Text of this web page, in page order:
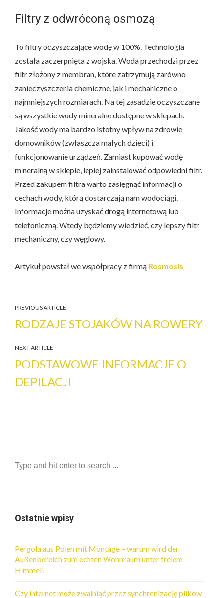
Filtry z odwróconą osmozą
To filtry oczyszczające wodę w 100%. Technologia
została zaczerpnięta z wojska. Woda przechodzi przez
filtr złożony z membran, które zatrzymują zarówno
zanieczyszczenia chemiczne, jak i mechaniczne o
najmniejszych rozmiarach. Na tej zasadzie oczyszczane
są wszystkie wody mineralne dostępne w sklepach.
Jakość wody ma bardzo istotny wpływ na zdrowie
domowników (zwłaszcza małych dzieci) i
funkcjonowanie urządzeń. Zamiast kupować wodę
mineralną w sklepie, lepiej zainstalować odpowiedni filtr.
Przed zakupem filtra warto zasięgnąć informacji o
cechach wody, którą dostarczają nam wodociągi.
Informacje można uzyskać drogą internetową lub
telefoniczną. Wtedy będziemy wiedzieć, czy lepszy filtr
mechaniczny, czy węglowy.
Artykuł powstał we współpracy z firmą Rosmosis
PREVIOUS ARTICLE
RODZAJE STOJAKÓW NA ROWERY
NEXT ARTICLE
PODSTAWOWE INFORMACJE O
DEPILACJI
Ostatnie wpisy
Pergola aus Polen mit Montage – warum wird der
Außenbereich zum echten Wohnraum unter freiem
Himmel?
Czy internet może zwalniać przez synchronizację plików